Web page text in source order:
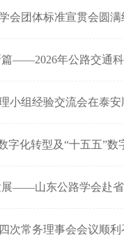
会团体标准宣贯会圆满
小组经验交流会在泰
字化转型及“十五五”
展——山东公路学会赴
次常务理事会会议顺利